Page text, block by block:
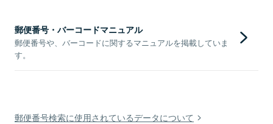
郵便番号・バーコードマニュアル
郵便番号や、バーコードに関するマニュアルを掲載していま
す。
郵便番号検索に使用されているデータについて